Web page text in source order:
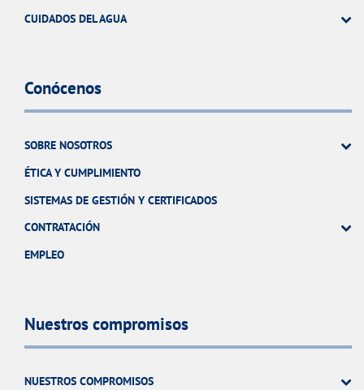
CUIDADOS DEL AGUA
Conócenos
SOBRE NOSOTROS
ÉTICA Y CUMPLIMIENTO
SISTEMAS DE GESTIÓN Y CERTIFICADOS
CONTRATACIÓN
EMPLEO
Nuestros compromisos
NUESTROS COMPROMISOS